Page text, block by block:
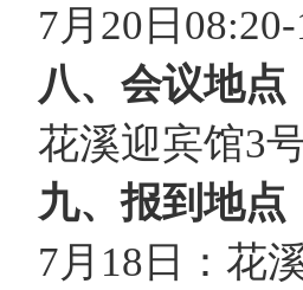
7月20日
八、会议地点
花溪迎宾馆3
九、报到地点
7月18日：花